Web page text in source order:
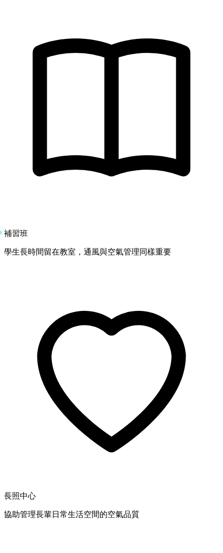
補習班
學生長時間留在教室，通風與空氣管理同樣重要
長照中心
協助管理長輩日常生活空間的空氣品質